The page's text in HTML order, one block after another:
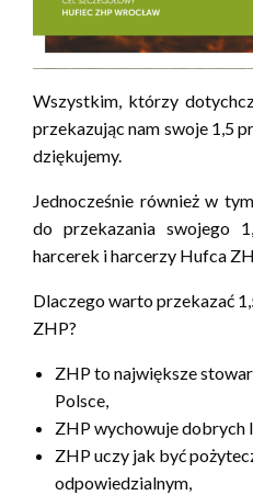
Wszystkim, którzy
przekazując nam swoje 1,5
dziękujemy.
Jednocześnie również w
do przekazania swojego
harcerek i harcerzy Hufca
Dlaczego warto przekazać
ZHP?
ZHP to największe
Polsce,
ZHP wychowuje dobrych
ZHP uczy jak być
odpowiedzialnym,